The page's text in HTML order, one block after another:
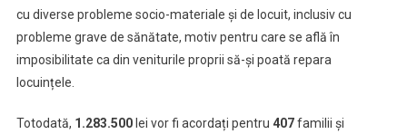
cu diverse probleme socio-materiale și de locuit, inclusiv cu
probleme grave de sănătate, motiv pentru care se află în
imposibilitate ca din veniturile proprii să-și poată repara
locuințele.
Totodată, 1.283.500 lei vor fi acordați pentru 407familii și